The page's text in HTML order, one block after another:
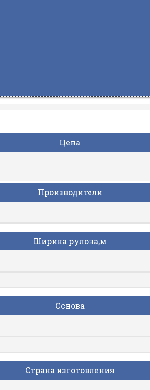
Цена
Производители
Ширина рулона,м
Основа
Страна изготовления